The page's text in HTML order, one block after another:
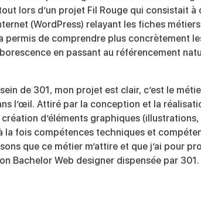
lors d’un projet Fil Rouge qui consistait à
(WordPress) relayant les fiches
permis de comprendre plus concrètement
en passant au référencement
de 301, mon projet est clair, c’est le
l’œil. Attiré par la conception et la
création d’éléments graphiques (illustrations,
la fois compétences techniques et
que ce métier m’attire et que j’ai pour
Bachelor Web designer dispensée par 301.